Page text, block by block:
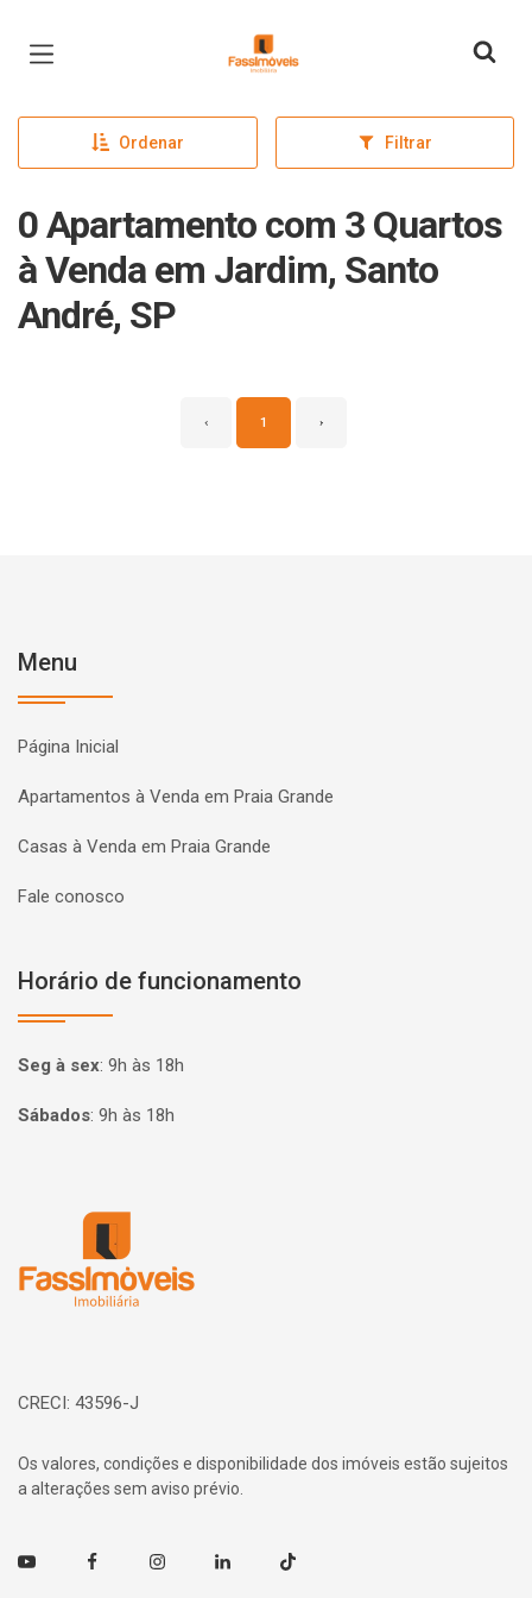
Página inicial
Ordenar Filtrar
0 Apartamento com 3 Quartos
à Venda em Jardim, Santo
André, SP
‹ 1 ›
Menu
Página Inicial
Apartamentos à Venda em Praia Grande
Casas à Venda em Praia Grande
Fale conosco
Horário de funcionamento
Seg à sex: 9h às 18h
Sábados: 9h às 18h
CRECI: 43596-J
Os valores, condições e disponibilidade dos imóveis estão sujeitos
a alterações sem aviso prévio.
Youtube FacebookInstagramLinkedin TikTok